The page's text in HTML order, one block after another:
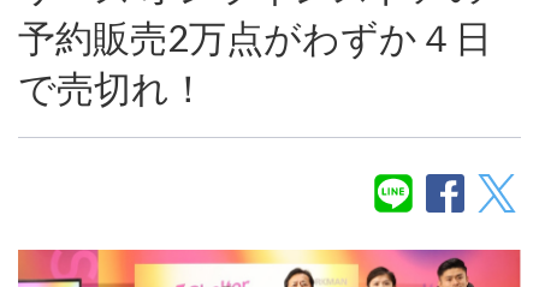
予約販売2万点がわずか４日
で売切れ！